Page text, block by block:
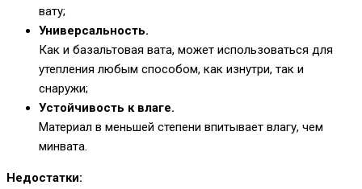
вату;
Универсальность.
Как и базальтовая вата, может использоваться для
утепления любым способом, как изнутри, так и
снаружи;
Устойчивость к влаге.
Материал в меньшей степени впитывает влагу, чем
минвата.
Недостатки: